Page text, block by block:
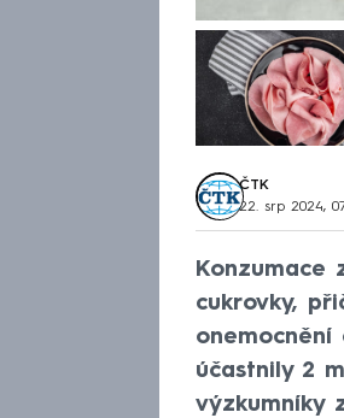
ČTK
22. srp 2024,
Konzumace
cukrovky,
účastnily 2
výzkumníky